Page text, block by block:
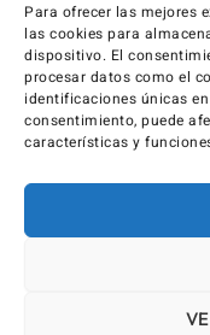
Para ofrecer las mejores
las cookies para
dispositivo. El
procesar datos como el
identificaciones únicas
consentimiento, puede
características y